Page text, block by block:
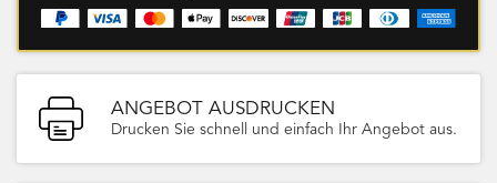
ANGEBOT AUSDRUCKEN
Drucken Sie schnell und einfach Ihr Angebot aus.